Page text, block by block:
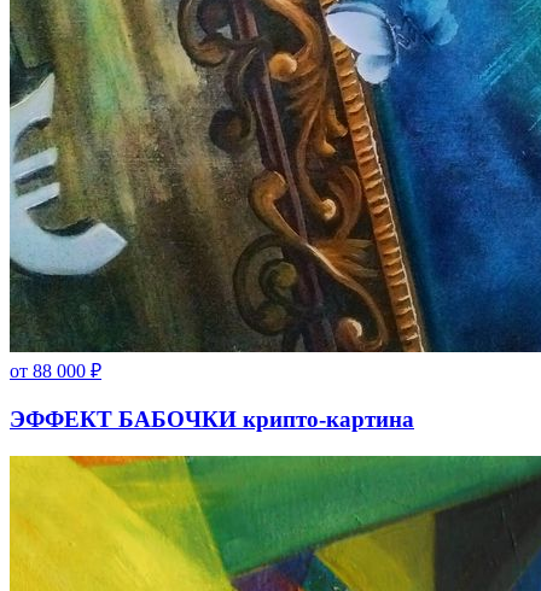
от 88 000 ₽
ЭФФЕКТ БАБОЧКИ крипто-картина